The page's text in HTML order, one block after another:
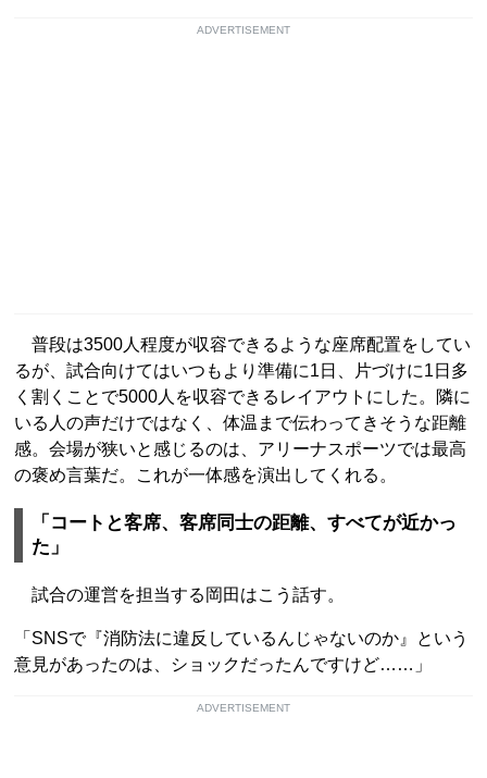
ADVERTISEMENT
普段は3500人程度が収容できるような座席配置をしてい
るが、試合向けてはいつもより準備に1日、片づけに1日多
く割くことで5000人を収容できるレイアウトにした。隣に
いる人の声だけではなく、体温まで伝わってきそうな距離
感。会場が狭いと感じるのは、アリーナスポーツでは最高
の褒め言葉だ。これが一体感を演出してくれる。
「コートと客席、客席同士の距離、すべてが近かっ
た」
試合の運営を担当する岡田はこう話す。
「SNSで『消防法に違反しているんじゃないのか』という
意見があったのは、ショックだったんですけど……」
ADVERTISEMENT